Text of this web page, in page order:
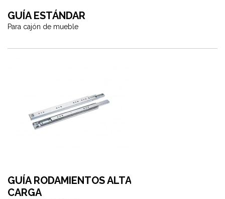
GUÍA ESTÁNDAR
Para cajón de mueble
GUÍA RODAMIENTOS ALTA
CARGA